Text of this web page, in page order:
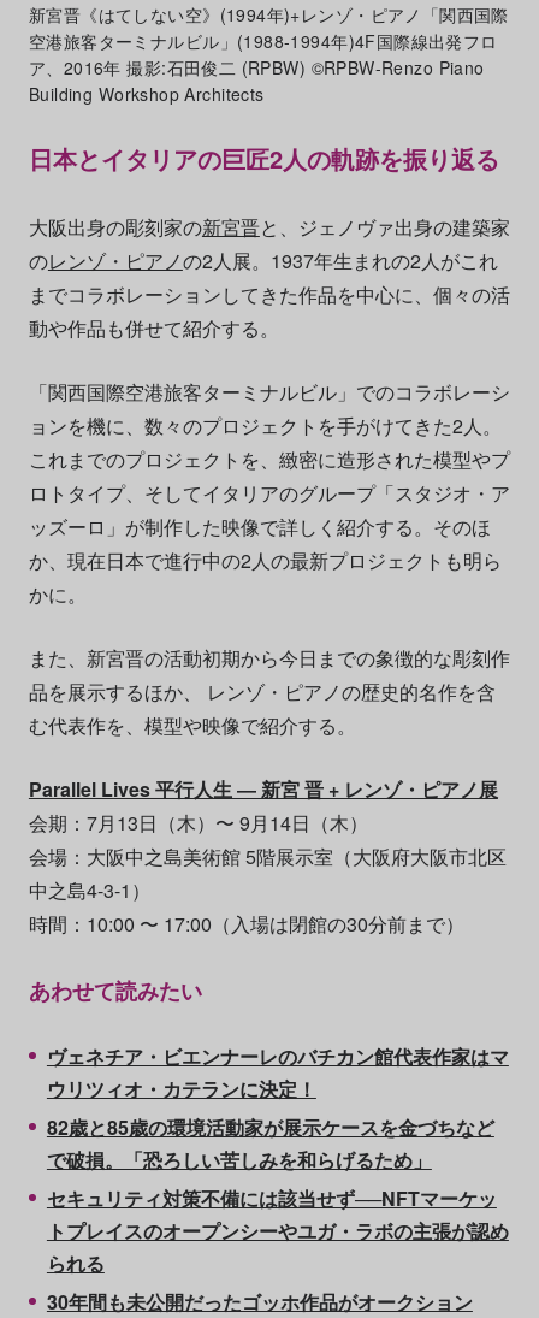
新宮晋《はてしない空》(1994年)+レンゾ・ピアノ「関西国際
空港旅客ターミナルビル」(1988-1994年)4F国際線出発フロ
ア、2016年 撮影:石田俊二 (RPBW) ©RPBW-Renzo Piano
Building Workshop Architects
日本とイタリアの巨匠2人の軌跡を振り返る
大阪出身の彫刻家の新宮晋と、ジェノヴァ出身の建築家
のレンゾ・ピアノの2人展。1937年生まれの2人がこれ
までコラボレーションしてきた作品を中心に、個々の活
動や作品も併せて紹介する。
「関西国際空港旅客ターミナルビル」でのコラボレーシ
ョンを機に、数々のプロジェクトを手がけてきた2人。
これまでのプロジェクトを、緻密に造形された模型やプ
ロトタイプ、そしてイタリアのグループ「スタジオ・ア
ッズーロ」が制作した映像で詳しく紹介する。そのほ
か、現在日本で進行中の2人の最新プロジェクトも明ら
かに。
また、新宮晋の活動初期から今日までの象徴的な彫刻作
品を展示するほか、 レンゾ・ピアノの歴史的名作を含
む代表作を、模型や映像で紹介する。
Parallel Lives 平行人生 ― 新宮 晋 + レンゾ・ピアノ展
会期：7月13日（木）〜 9月14日（木）
会場：大阪中之島美術館 5階展示室（大阪府大阪市北区
中之島4-3-1）
時間：10:00 〜 17:00（入場は閉館の30分前まで）
あわせて読みたい
ヴェネチア・ビエンナーレのバチカン館代表作家はマ
ウリツィオ・カテランに決定！
82歳と85歳の環境活動家が展示ケースを金づちなど
で破損。「恐ろしい苦しみを和らげるため」
セキュリティ対策不備には該当せず──NFTマーケッ
トプレイスのオープンシーやユガ・ラボの主張が認め
られる
30年間も未公開だったゴッホ作品がオークション